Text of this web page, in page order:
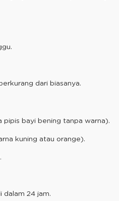
dari biasanya.
pipis bayi bening tanpa warna).
kuning atau orange).
dalam 24 jam.